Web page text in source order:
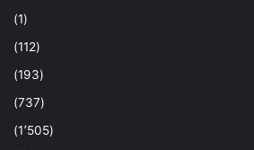
(1)
(112)
(193)
(737)
(1٬505)